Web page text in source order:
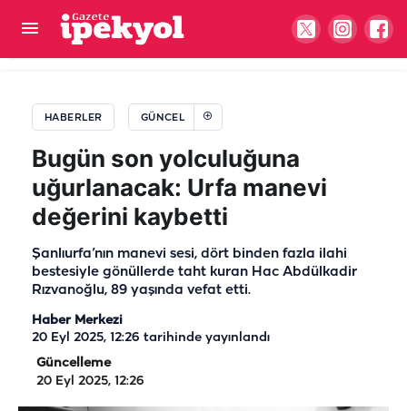
HABERLER GÜNCEL
Bugün son yolculuğuna
uğurlanacak: Urfa manevi
değerini kaybetti
Şanlıurfa’nın manevi sesi, dört binden fazla ilahi
bestesiyle gönüllerde taht kuran Hac Abdülkadir
Rızvanoğlu, 89 yaşında vefat etti.
Haber Merkezi
20 Eyl 2025, 12:26 tarihinde yayınlandı
Güncelleme
20 Eyl 2025, 12:26
Urfa sıcağı cildi tehdit ediyor! Güneş lekesi deyip